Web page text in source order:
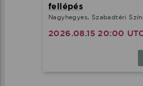
fellépés
Nagyhegyes, Szabadtéri
2026.08.15 20:00